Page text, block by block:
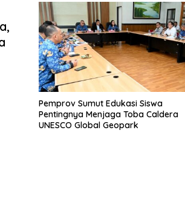
Pemprov Sumut Edukasi Siswa
Pentingnya Menjaga Toba Caldera
UNESCO Global Geopark